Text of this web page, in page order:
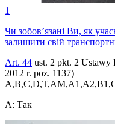
1
Чи зобов’язані Ви, як
залишити свій
Art. 44 ust. 2 pkt. 2 Ustawy
2012 r. poz. 1137)
A: Так